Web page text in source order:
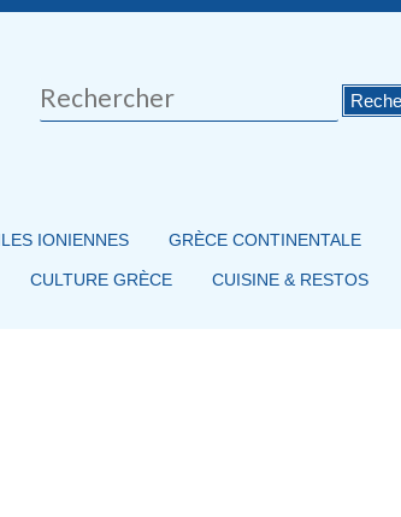
Rechercher
IONIENNES GRÈCE CONTINENTALE
CULTURE GRÈCE CUISINE & RESTOS